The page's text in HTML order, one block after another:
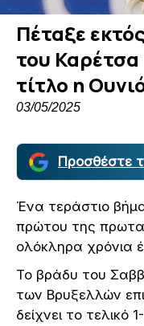
Πέταξε
του Καρέτσα
τίτλο η
03/05/2025
Προσθέστε
Ένα τεράστιο
πρώτου της
ολόκληρα χρόνια
Το βράδυ του
των Βρυξελλών
δείχνει το τελικό